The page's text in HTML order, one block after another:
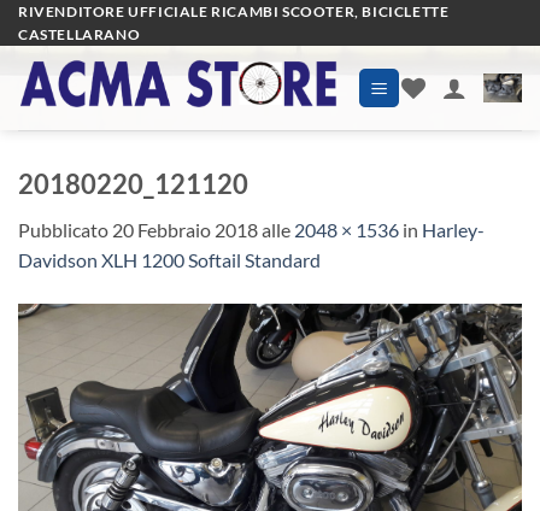
Salta
ai
contenuti
RIVENDITORE UFFICIALE RICAMBI SCOOTER, BICICLETTE
CASTELLARANO
20180220_121120
Pubblicato 20 Febbraio 2018alle 2048 × 1536 in Harley-
Davidson XLH 1200 Softail Standard